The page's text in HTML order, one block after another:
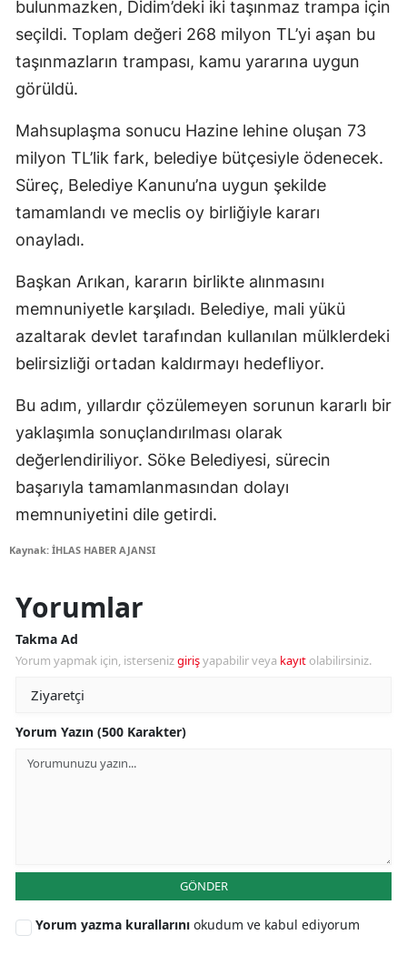
bulunmazken, Didim’deki iki taşınmaz trampa için
seçildi. Toplam değeri 268 milyon TL’yi aşan bu
taşınmazların trampası, kamu yararına uygun
görüldü.
Mahsuplaşma sonucu Hazine lehine oluşan 73
milyon TL’lik fark, belediye bütçesiyle ödenecek.
Süreç, Belediye Kanunu’na uygun şekilde
tamamlandı ve meclis oy birliğiyle kararı
onayladı.
Başkan Arıkan, kararın birlikte alınmasını
memnuniyetle karşıladı. Belediye, mali yükü
azaltarak devlet tarafından kullanılan mülklerdeki
belirsizliği ortadan kaldırmayı hedefliyor.
Bu adım, yıllardır çözülemeyen sorunun kararlı bir
yaklaşımla sonuçlandırılması olarak
değerlendiriliyor. Söke Belediyesi, sürecin
başarıyla tamamlanmasından dolayı
memnuniyetini dile getirdi.
Kaynak: İHLAS HABER AJANSI
Yorumlar
Takma Ad
Yorum yapmak için, istersenizgirişyapabilir veya kayıt olabilirsiniz.
Yorum Yazın (500 Karakter)
GÖNDER
Yorum yazma kurallarını okudum ve kabul ediyorum